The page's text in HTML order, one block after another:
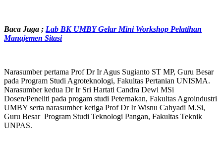
Baca Juga ; Lab BK UMBY Gelar Mini Workshop Pelatihan
Manajemen Sitasi
Narasumber pertama Prof Dr Ir Agus Sugianto ST MP, Guru Besar
pada Program Studi Agroteknologi, Fakultas Pertanian UNISMA.
Narasumber kedua Dr Ir Sri Hartati Candra Dewi MSi
Dosen/Peneliti pada progam studi Peternakan, Fakultas Agroindustri
UMBY serta narasumber ketiga Prof Dr Ir Wisnu Cahyadi M.Si,
Guru Besar Program Studi Teknologi Pangan, Fakultas Teknik
UNPAS.